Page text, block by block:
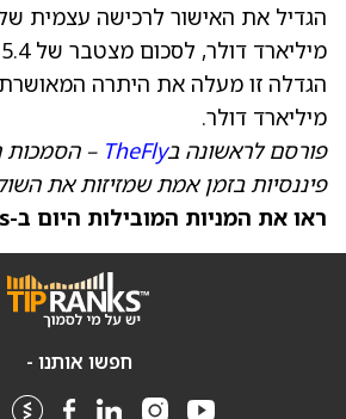
מיליארד דולר.
פורסם לראשונה בTheFly – הסמכות
פיננסיות בזמן אמת שמזיזות את
ראו את המניות המובילות היום ב-TipRanks >>
חפשו אותנו -